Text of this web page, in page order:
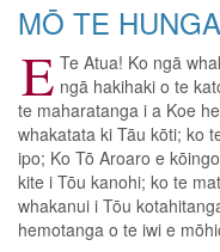
MŌ TE
E Te Atua! Ko ngā
ngā hakihaki o te
te maharatanga i a Koe
whakatata ki Tāu kōti; ko
ipo; Ko Tō Aroaro e
kite i Tōu kanohi; ko te
whakanui i Tōu
hemotanga o te iwi e